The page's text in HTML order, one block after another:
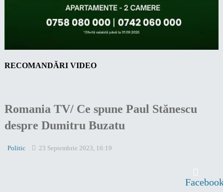
RECOMANDĂRI VIDEO
Romania TV/ Ce spune Paul Stănescu
despre Dumitru Buzatu
Politic 23 Septembrie 2023, 16:19